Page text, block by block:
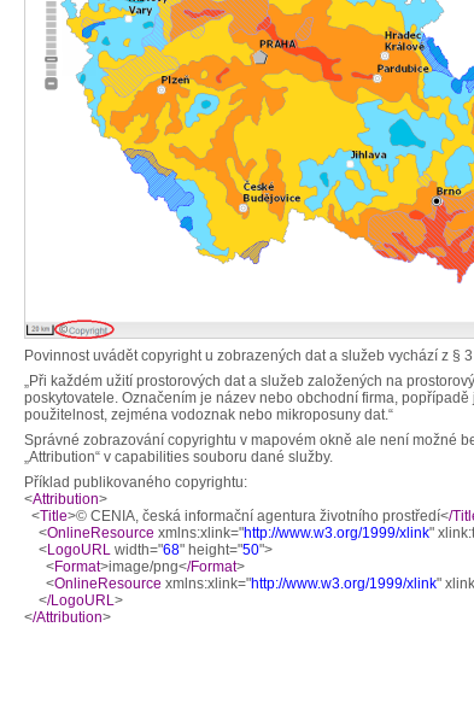
Povinnost uvádět copyright u zobrazených dat a služeb vychází z §
„Při každém užití prostorových dat a služeb založených na
poskytovatele. Označením je název nebo obchodní firma,
použitelnost, zejména vodoznak nebo mikroposuny dat.“
Správné zobrazování copyrightu v mapovém okně ale není možné
„Attribution“ v capabilities souboru dané služby.
Příklad publikovaného copyrightu:
<Attribution>
<Title>© CENIA, česká informační agentura životního prostředí</
<OnlineResource xmlns:xlink="http://www.w3.org/1999/xlink"
<LogoURL width="68" height="50">
<Format>image/png</Format>
<OnlineResource xmlns:xlink="http://www.w3.org/1999/xlink"
</LogoURL>
</Attribution>